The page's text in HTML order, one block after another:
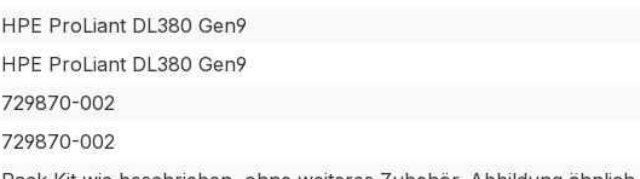
HPE ProLiant DL380 Gen9
HPE ProLiant DL380 Gen9
729870-002
729870-002